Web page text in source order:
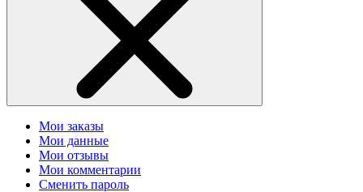
Мои заказы
Мои данные
Мои отзывы
Мои комментарии
Сменить пароль